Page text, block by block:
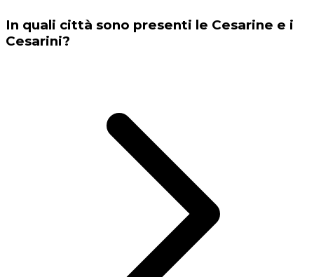
In quali città sono presenti le Cesarine e i
Cesarini?